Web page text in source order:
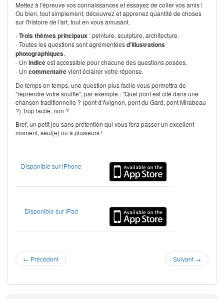
Mettez à l'épreuve vos connaissances et essayez de coller vos amis !
Ou bien, tout simplement, découvrez et apprenez quantité de choses
sur l'histoire de l'art, tout en vous amusant.
-Trois thèmes principaux : peinture, sculpture, architecture.
- Toutes les questions sont agrémentéesd'illustrations
photographiques.
- Un indiceest accessible pour chacune des questions posées.
- Un commentairevient éclairer votre réponse.
De temps en temps, une question plus facile vous permettra de
"reprendre votre souffle", par exemple : "Quel pont est cité dans une
chanson traditionnelle ? (pont d'Avignon, pont du Gard, pont Mirabeau
?) Trop facile, non ?
Bref, un petit jeu sans prétention qui vous fera passer un excellent
moment, seul(e) ou à plusieurs !
Disponible sur iPhone
Disponible sur iPad
← Précédent Suivant →